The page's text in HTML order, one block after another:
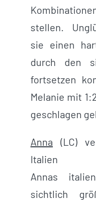
stellen.
sie einen
durch den
fortsetzen
Melanie mit
geschlagen
Anna (LC)
Italien
Annas
sichtlich